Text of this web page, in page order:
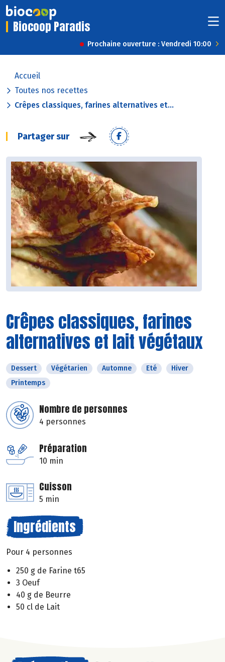
Biocoop Paradis
Prochaine ouverture : Vendredi 10:00
Accueil
Toutes nos recettes
Crêpes classiques, farines alternatives et...
Partager sur
Crêpes classiques, farines
alternatives et lait végétaux
Dessert Végétarien Automne Eté
Hiver
Printemps
Nombre de personnes
4 personnes
Préparation
10 min
Cuisson
5 min
Ingrédients
Pour 4 personnes
250 g de Farine t65
3 Oeuf
40 g de Beurre
50 cl de Lait